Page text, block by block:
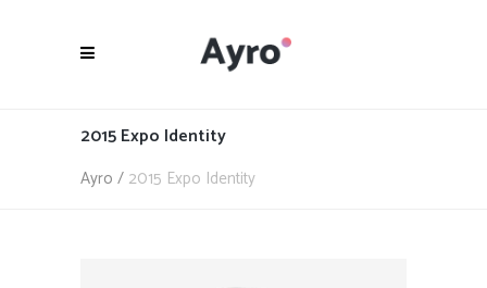
2015 Expo Identity
Ayro / 2015 Expo Identity